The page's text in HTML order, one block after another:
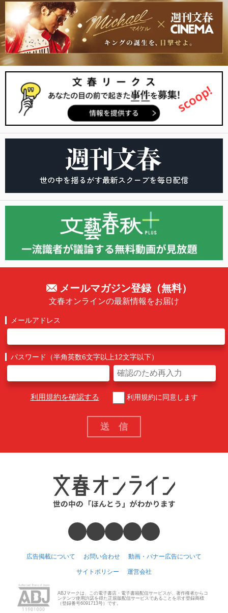
メールマガジン登録（無料）
文春オンラインの最新情報をお届け
メールアドレス
パスワード（半角英数6文字以上12文字以下）
利用規約を確認する 利用規約に同意します
広告掲載について お問い合わせ 動画・バナー広告について
サイトポリシー 運営会社
ABJマークは、この電子書店・電子書籍配信サービスが、著作権者からコ
ンテンツ使用許諾を得た正規版配信サービスであることを示す登録商標
（登録番号6091713号）です。